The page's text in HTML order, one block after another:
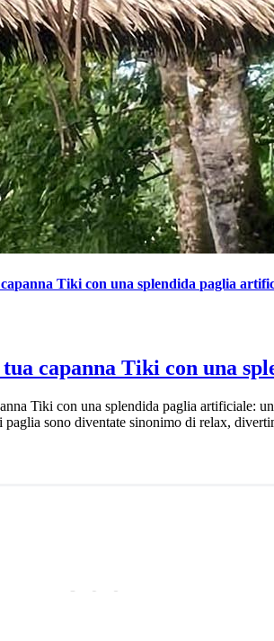
Tiki con una splendida paglia
capanna Tiki con una
Tiki con una splendida paglia artificiale:
paglia sono diventate sinonimo di relax,